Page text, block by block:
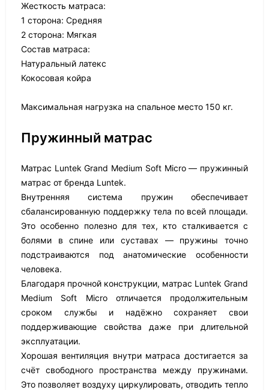
Жесткость матраса:
1 сторона: Средняя
2 сторона: Мягкая
Состав матраса:
Натуральный латекс
Кокосовая койра
Максимальная нагрузка на спальное место 150 кг.
Пружинный матрас
Матрас Luntek Grand Medium Soft Micro — пружинный
матрас от бренда Luntek.
Внутренняя система пружин обеспечивает
сбалансированную поддержку тела по всей площади.
Это особенно полезно для тех, кто сталкивается с
болями в спине или суставах — пружины точно
подстраиваются под анатомические особенности
человека.
Благодаря прочной конструкции, матрас Luntek Grand
Medium Soft Micro отличается продолжительным
сроком службы и надёжно сохраняет свои
поддерживающие свойства даже при длительной
эксплуатации.
Хорошая вентиляция внутри матраса достигается за
счёт свободного пространства между пружинами.
Это позволяет воздуху циркулировать, отводить тепло